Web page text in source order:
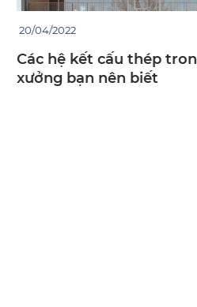
20/04/2022
Các hệ kết cấu thép
xưởng bạn nên biết